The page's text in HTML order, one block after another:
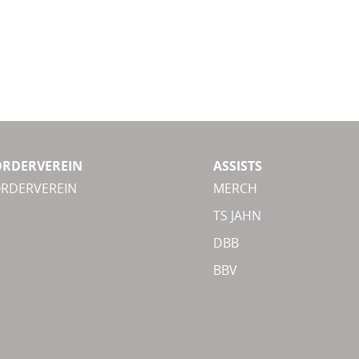
ASSISTS
MERCH
TS JAHN
DBB
BBV